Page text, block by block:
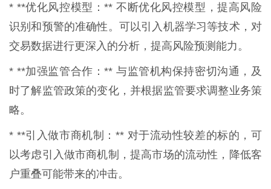
* **优化风控模型：** 不断优化风控模型，提高风险
识别和预警的准确性。可以引入机器学习等技术，对
交易数据进行更深入的分析，提高风险预测能力。
* **加强监管合作：** 与监管机构保持密切沟通，及
时了解监管政策的变化，并根据监管要求调整业务策
略。
* **引入做市商机制：** 对于流动性较差的标的，可
以考虑引入做市商机制，提高市场的流动性，降低客
户重叠可能带来的冲击。